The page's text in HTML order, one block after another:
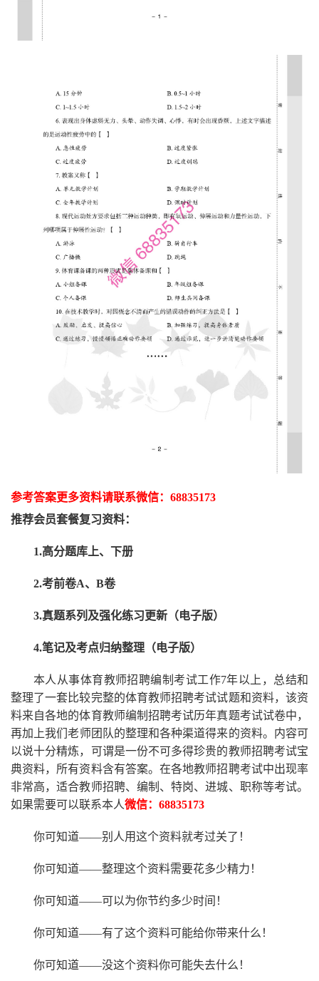
参考答案更多资料请联系微信： 68835173
推荐会员套餐复习资料：
1.高分题库上、下册
2.考前卷A、B卷
3.真题系列及强化练习更新（电子版）
4.笔记及考点归纳整理（电子版）
本人从事体育教师招聘编制考试工作7年以上，总结和
整理了一套比较完整的体育教师招聘考试试题和资料，该资
料来自各地的体育教师编制招聘考试历年真题考试试卷中，
再加上我们老师 团队的整理和各种渠道得来的资料。内容可
以说十分精炼，可谓是一份不可多得珍贵的教师招聘考试宝
典资料，所有资料含有答案。在各地教师招聘考试中出现率
非常高，适合教师招聘、编制、特岗、进城、职称等考试。
如果需要可以联系本人微信： 68835173
你可知道——别人用这个资料就考过关了！
你可知道——整理这个资料需要花多少精力 ！
你可知道——可以为你节约多少时间！
你可知道——有了这个资料可能给你带来什么！
你可知道——没这个资料你可能失去什么 ！